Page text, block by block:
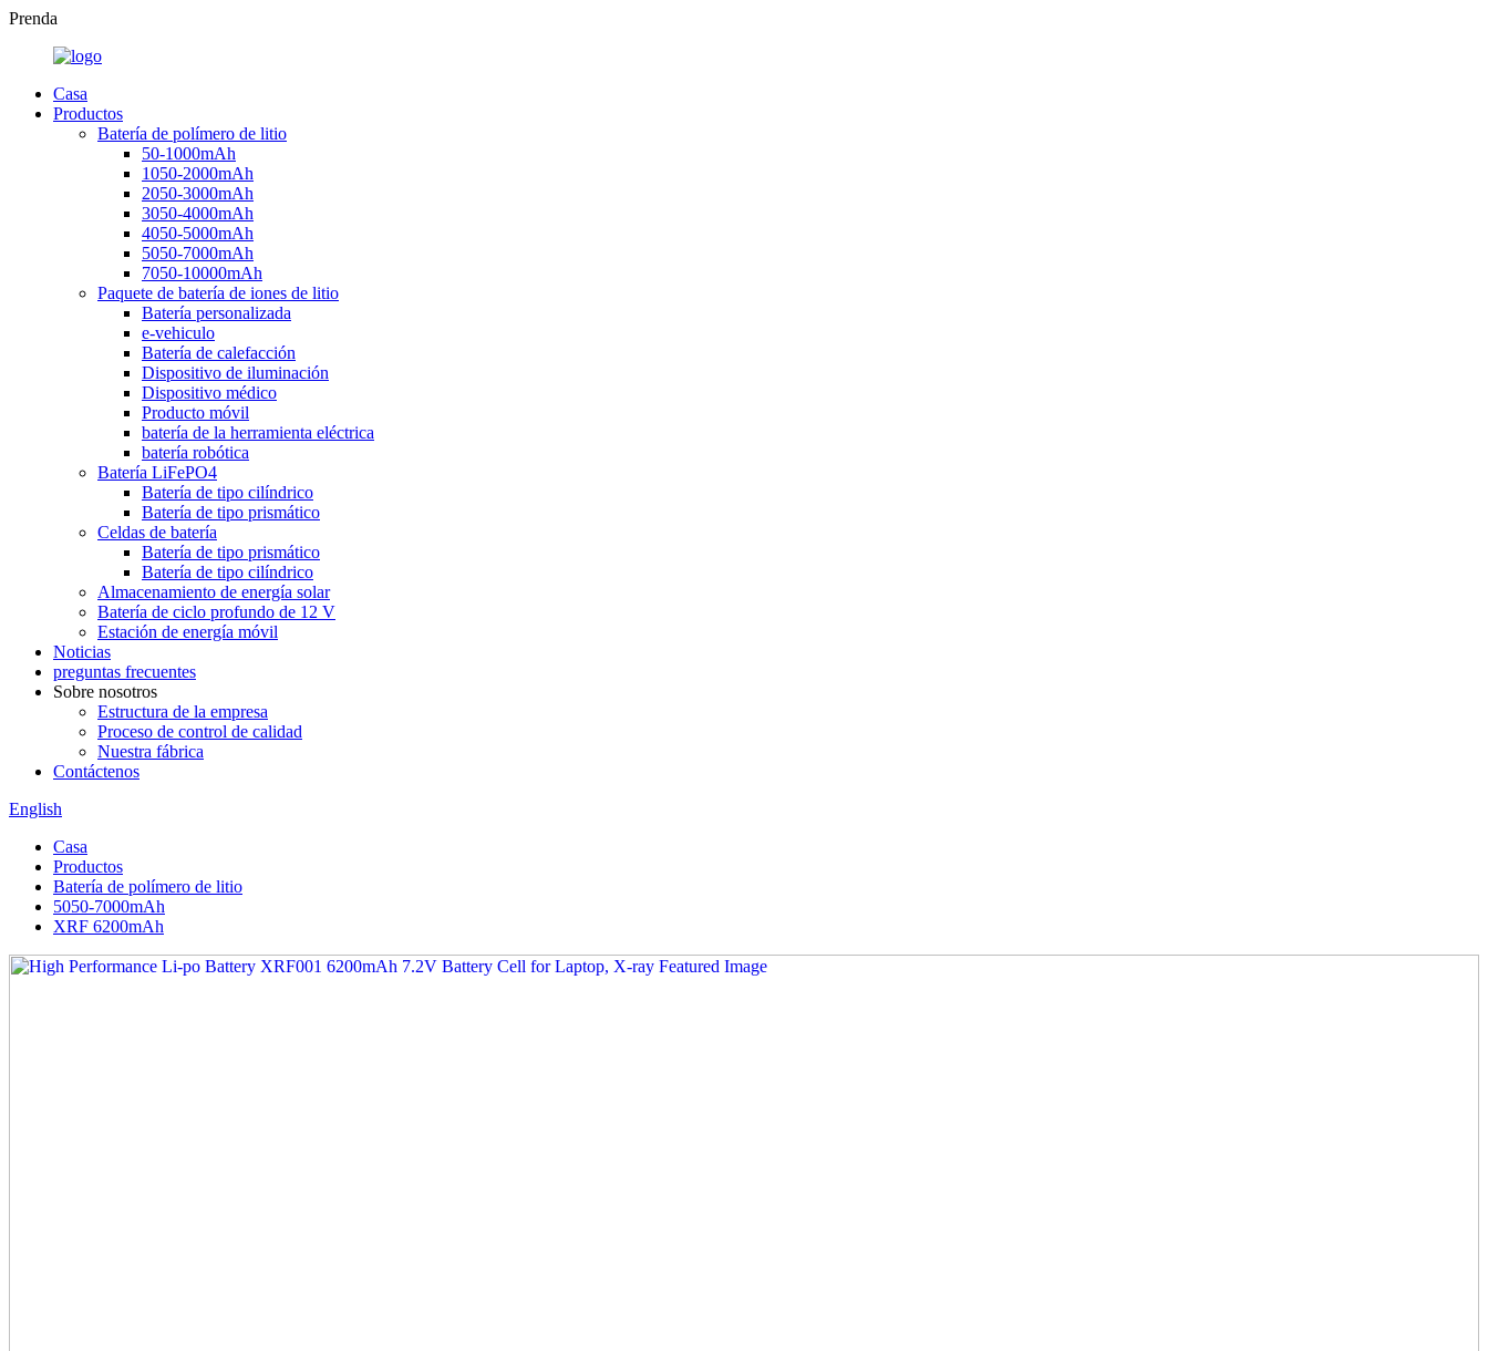
Prenda
Casa
Productos
Batería de polímero de litio
50-1000mAh
1050-2000mAh
2050-3000mAh
3050-4000mAh
4050-5000mAh
5050-7000mAh
7050-10000mAh
Paquete de batería de iones de litio
Batería personalizada
e-vehiculo
Batería de calefacción
Dispositivo de iluminación
Dispositivo médico
Producto móvil
batería de la herramienta eléctrica
batería robótica
Batería LiFePO4
Batería de tipo cilíndrico
Batería de tipo prismático
Celdas de batería
Batería de tipo prismático
Batería de tipo cilíndrico
Almacenamiento de energía solar
Batería de ciclo profundo de 12 V
Estación de energía móvil
Noticias
preguntas frecuentes
Sobre nosotros
Estructura de la empresa
Proceso de control de calidad
Nuestra fábrica
Contáctenos
English
Casa
Productos
Batería de polímero de litio
5050-7000mAh
XRF 6200mAh